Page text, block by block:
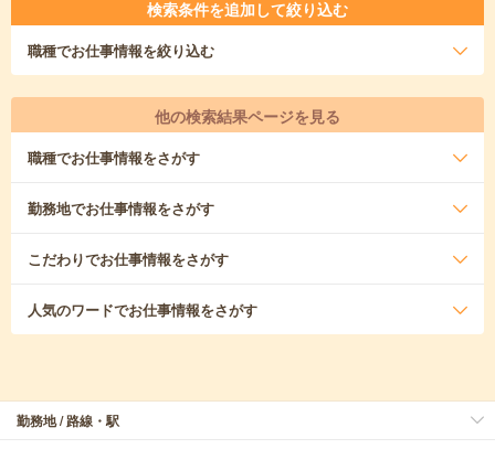
検索条件を追加して絞り込む
職種でお仕事情報を絞り込む
他の検索結果ページを見る
職種でお仕事情報をさがす
勤務地でお仕事情報をさがす
こだわりでお仕事情報をさがす
人気のワードでお仕事情報をさがす
勤務地 / 路線・駅